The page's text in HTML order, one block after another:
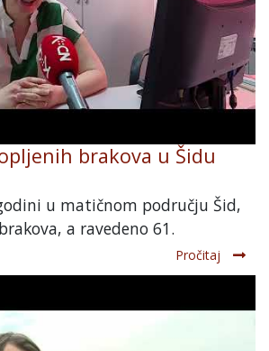
brakova u Šidu
u matičnom području Šid,
a ravedeno 61.
Pročitaj